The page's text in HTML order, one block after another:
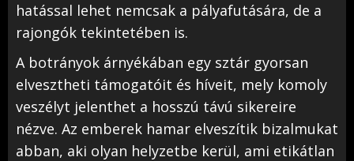
hatással lehet nemcsak a pályafutására, de a
rajongók tekintetében is.
A botrányok árnyékában egy sztár gyorsan
elvesztheti támogatóit és híveit, mely komoly
veszélyt jelenthet a hosszú távú sikereire
nézve. Az emberek hamar elveszítik bizalmukat
abban, aki olyan helyzetbe kerül, ami etikátlan